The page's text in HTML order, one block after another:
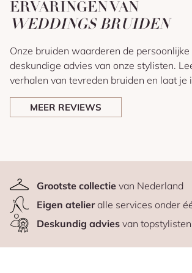
ERVARINGEN VAN
WEDDINGS BRUIDEN
Onze bruiden waarderen de
deskundige advies van onze stylisten.
verhalen van tevreden bruiden en laat je
MEER REVIEWS
Grootste collectievan Nederland
Eigen atelieralle services onder
Deskundig adviesvan topstylisten